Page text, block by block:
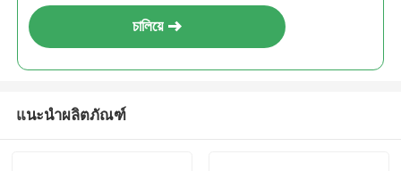
চালিয়ে
แนะนำผลิตภัณฑ์